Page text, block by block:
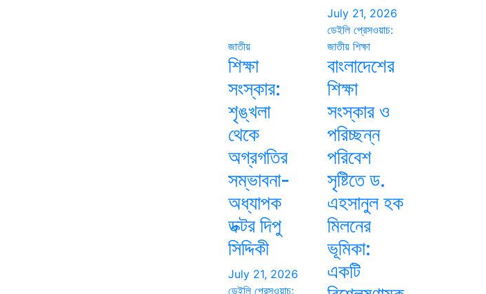
July 21, 2026
ডেইলি প্রেসওয়াচ:
জাতীয়
শিক্ষা
সংস্কার:
শৃঙ্খলা
থেকে
অগ্রগতির
সম্ভাবনা-
অধ্যাপক
ডক্টর দিপু
সিদ্দিকী
July 21, 2026
ডেইলি প্রেসওয়াচ:
জাতীয় শিক্ষা
বাংলাদেশের
শিক্ষা
সংস্কার ও
পরিচ্ছন্ন
পরিবেশ
সৃষ্টিতে ড.
এহসানুল হক
মিলনের
ভূমিকা:
একটি